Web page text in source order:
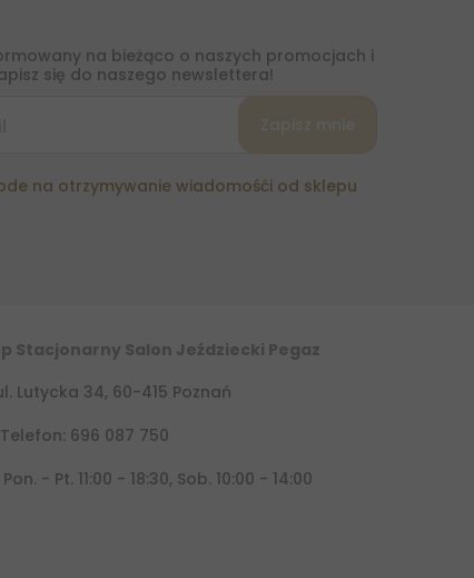
na bieżąco o naszych promocjach i
się do naszego newslettera!
na otrzymywanie wiadomośći od sklepu
Stacjonarny Salon Jeździecki Pegaz
Lutycka 34, 60-415 Poznań
Telefon: 696 087 750
Pon. - Pt. 11:00 - 18:30, Sob. 10:00 - 14:00